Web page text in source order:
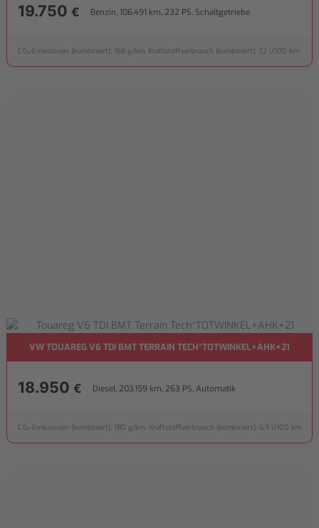
19.750 € Benzin, 106.491 km, 232 PS, Schaltgetriebe
CO₂-Emissionen (kombiniert): 168 g/km, Kraftstoffverbrauch (kombiniert): 7,2 l/100 km
VW TOUAREG V6 TDI BMT TERRAIN TECH*TOTWINKEL+AHK+21
18.950 € Diesel, 203.159 km, 263 PS, Automatik
CO₂-Emissionen (kombiniert): 180 g/km, Kraftstoffverbrauch (kombiniert): 6,9 l/100 km